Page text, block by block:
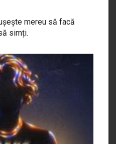
mereu să facă
simți.